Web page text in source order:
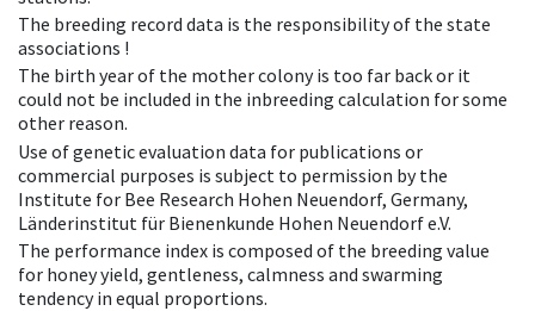
The breeding record data is the responsibility of the state
associations !
The birth year of the mother colony is too far back or it
could not be included in the inbreeding calculation for some
other reason.
Use of genetic evaluation data for publications or
commercial purposes is subject to permission by the
Institute for Bee Research Hohen Neuendorf, Germany,
Länderinstitut für Bienenkunde Hohen Neuendorf e.V.
The performance index is composed of the breeding value
for honey yield, gentleness, calmness and swarming
tendency in equal proportions.